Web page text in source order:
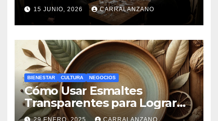
15 JUNIO, 2026 CARRALANZANO
BIENESTAR CULTURA NEGOCIOS
Cómo Usar Esmaltes
Transparentes para Lograr
Efectos Naturales